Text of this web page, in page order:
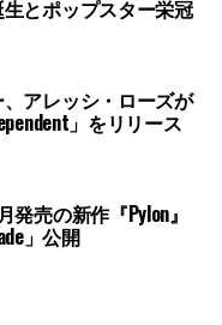
とポップスター栄冠
アレッシ・ローズが
」をリリース
売の新作『Pylon』
」公開